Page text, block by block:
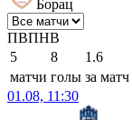
Борац
ПВПНВ
5
8 1.6
матчи голы за матч
01.08, 11:30